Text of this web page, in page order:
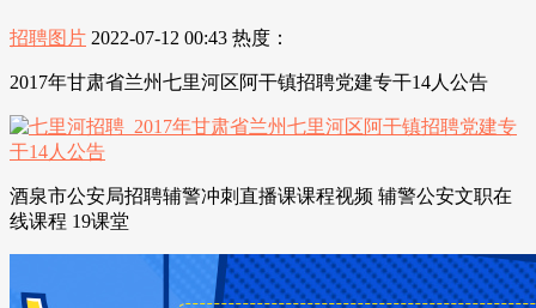
招聘图片 2022-07-12 00:43 热度：
2017年甘肃省兰州七里河区阿干镇招聘党建专干14人公告
酒泉市公安局招聘辅警冲刺直播课课程视频 辅警公安文职在
线课程 19课堂